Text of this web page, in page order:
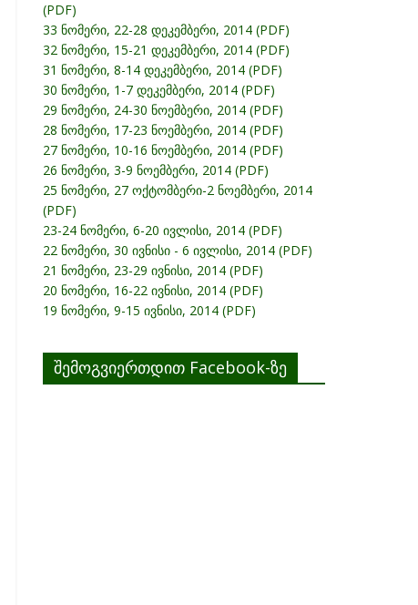
(PDF)
33 ნომერი, 22-28 დეკემბერი, 2014 (PDF)
32 ნომერი, 15-21 დეკემბერი, 2014 (PDF)
31 ნომერი, 8-14 დეკემბერი, 2014 (PDF)
30 ნომერი, 1-7 დეკემბერი, 2014 (PDF)
29 ნომერი, 24-30 ნოემბერი, 2014 (PDF)
28 ნომერი, 17-23 ნოემბერი, 2014 (PDF)
27 ნომერი, 10-16 ნოემბერი, 2014 (PDF)
26 ნომერი, 3-9 ნოემბერი, 2014 (PDF)
25 ნომერი, 27 ოქტომბერი-2 ნოემბერი, 2014
(PDF)
23-24 ნომერი, 6-20 ივლისი, 2014 (PDF)
22 ნომერი, 30 ივნისი - 6 ივლისი, 2014 (PDF)
21 ნომერი, 23-29 ივნისი, 2014 (PDF)
20 ნომერი, 16-22 ივნისი, 2014 (PDF)
19 ნომერი, 9-15 ივნისი, 2014 (PDF)
შემოგვიერთდით Facebook-ზე